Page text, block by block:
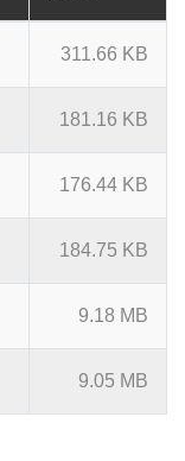
311.66 KB
181.16 KB
176.44 KB
184.75 KB
9.18 MB
9.05 MB